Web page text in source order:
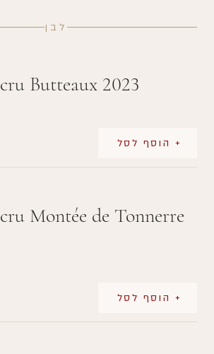
לבן
cru Butteaux 2023
+ הוסף לסל
cru Montée de Tonnerre
+ הוסף לסל